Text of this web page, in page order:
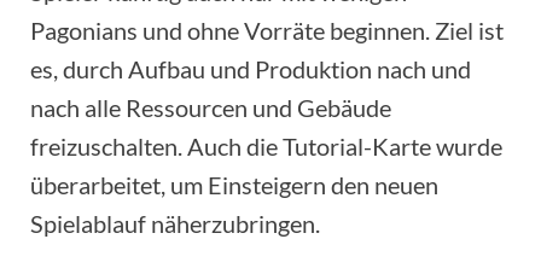
Pagonians und ohne Vorräte beginnen. Ziel ist
es, durch Aufbau und Produktion nach und
nach alle Ressourcen und Gebäude
freizuschalten. Auch die Tutorial-Karte wurde
überarbeitet, um Einsteigern den neuen
Spielablauf näherzubringen.